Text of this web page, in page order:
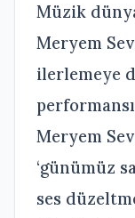
Müzik
Meryem
ilerlemeye
Meryem
‘günümüz
ses